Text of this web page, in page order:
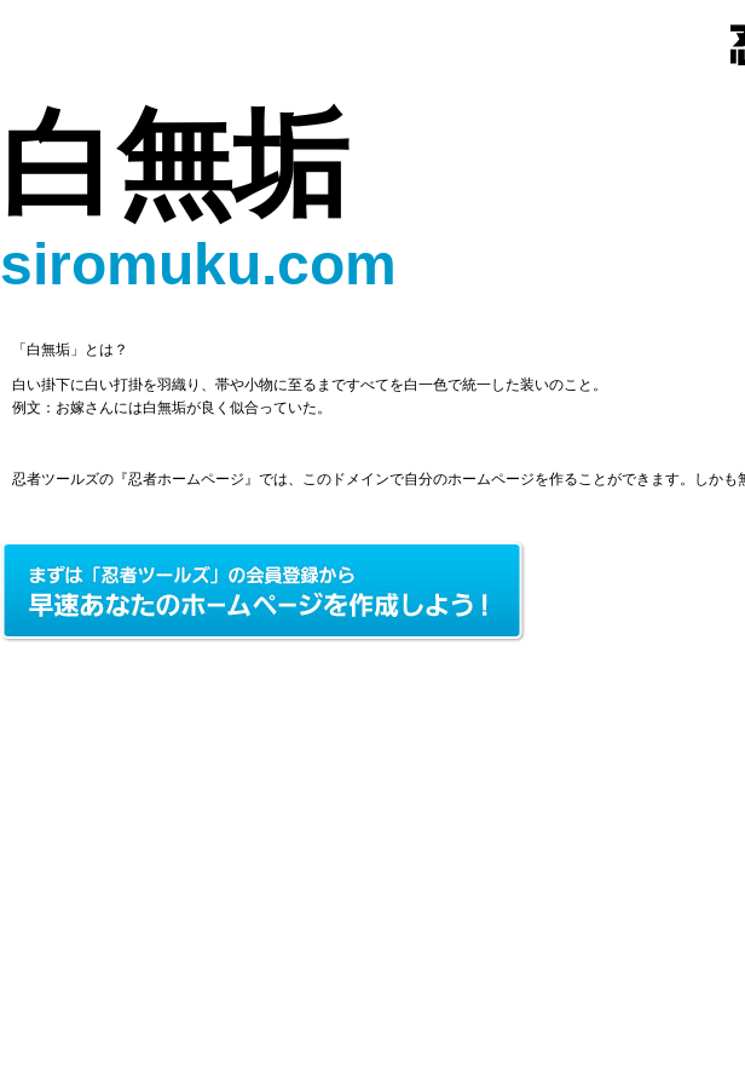
白無垢
siromuku.com
「白無垢」とは？
白い掛下に白い打掛を羽織り、帯や小物に至るまですべてを白一色で統一した装いのこと。
例文：お嫁さんには白無垢が良く似合っていた。
忍者ツールズの『忍者ホームページ』では、このドメインで自分のホームページを作ることができます。しかも